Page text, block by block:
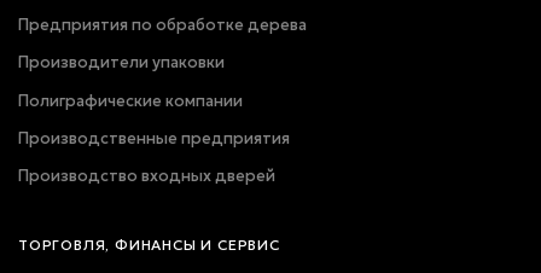
Предприятия по обработке дерева
Производители упаковки
Полиграфические компании
Производственные предприятия
Производство входных дверей
ТОРГОВЛЯ, ФИНАНСЫ И СЕРВИС